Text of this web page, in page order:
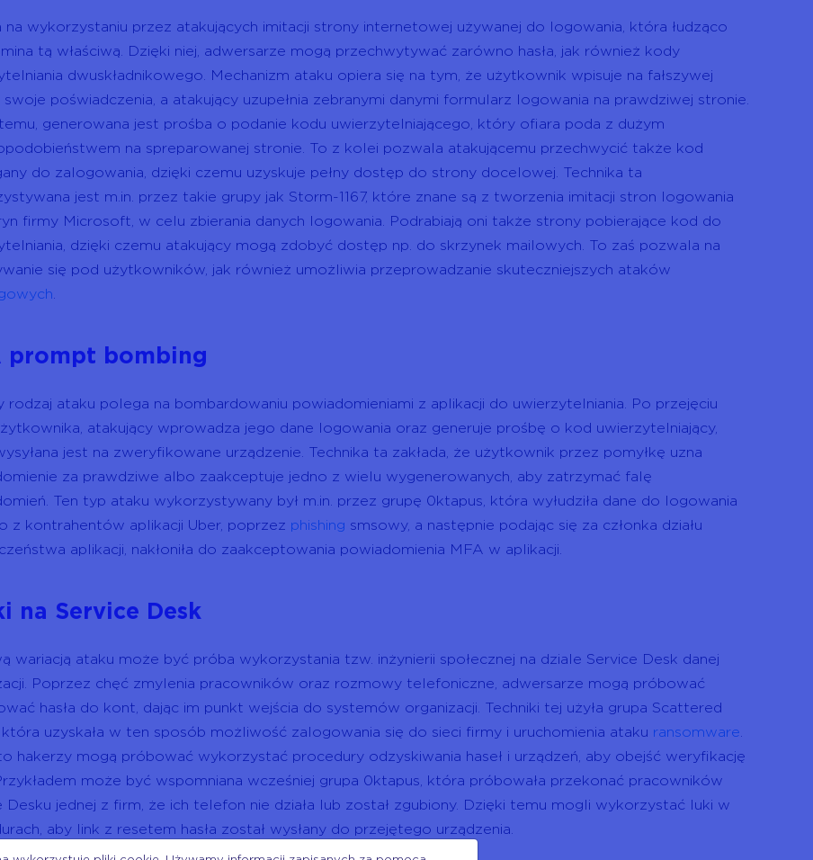
na wykorzystaniu przez atakujących imitacji strony internetowej używanej do logowania, która łudząco
tą właściwą. Dzięki niej, adwersarze mogą przechwytywać zarówno hasła, jak również kody
dwuskładnikowego. Mechanizm ataku opiera się na tym, że użytkownik wpisuje na fałszywej
swoje poświadczenia, a atakujący uzupełnia zebranymi danymi formularz logowania na prawdziwej stronie.
generowana jest prośba o podanie kodu uwierzytelniającego, który ofiara poda z dużym
na spreparowanej stronie. To z kolei pozwala atakującemu przechwycić także kod
do zalogowania, dzięki czemu uzyskuje pełny dostęp do strony docelowej. Technika ta
jest m.in. przez takie grupy jak Storm-1167, które znane są z tworzenia imitacji stron logowania
firmy Microsoft, w celu zbierania danych logowania. Podrabiają oni także strony pobierające kod do
dzięki czemu atakujący mogą zdobyć dostęp np. do skrzynek mailowych. To zaś pozwala na
się pod użytkowników, jak również umożliwia przeprowadzanie skuteczniejszych ataków
prompt bombing
rodzaj ataku polega na bombardowaniu powiadomieniami z aplikacji do uwierzytelniania. Po przejęciu
atakujący wprowadza jego dane logowania oraz generuje prośbę o kod uwierzytelniający,
jest na zweryfikowane urządzenie. Technika ta zakłada, że użytkownik przez pomyłkę uzna
za prawdziwe albo zaakceptuje jedno z wielu wygenerowanych, aby zatrzymać falę
Ten typ ataku wykorzystywany był m.in. przez grupę 0ktapus, która wyłudziła dane do logowania
z kontrahentów aplikacji Uber, poprzez phishing smsowy, a następnie podając się za członka działu
aplikacji, nakłoniła do zaakceptowania powiadomienia MFA w aplikacji.
na Service Desk
wariacją ataku może być próba wykorzystania tzw. inżynierii społecznej na dziale Service Desk danej
Poprzez chęć zmylenia pracowników oraz rozmowy telefoniczne, adwersarze mogą próbować
hasła do kont, dając im punkt wejścia do systemów organizacji. Techniki tej użyła grupa Scattered
która uzyskała w ten sposób możliwość zalogowania się do sieci firmy i uruchomienia ataku ransomware
hakerzy mogą próbować wykorzystać procedury odzyskiwania haseł i urządzeń, aby obejść weryfikację
może być wspomniana wcześniej grupa 0ktapus, która próbowała przekonać pracowników
Desku jednej z firm, że ich telefon nie działa lub został zgubiony. Dzięki temu mogli wykorzystać luki w
aby link z resetem hasła został wysłany do przejętego urządzenia.